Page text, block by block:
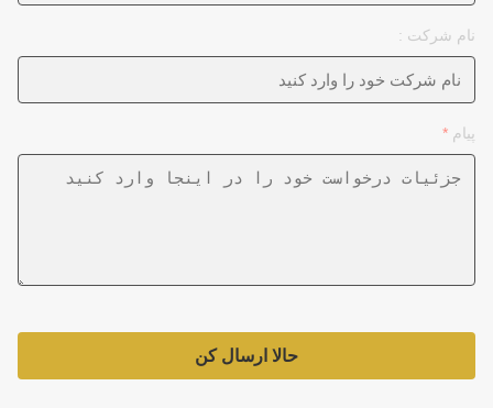
نام شرکت :
پیام *
حالا ارسال کن